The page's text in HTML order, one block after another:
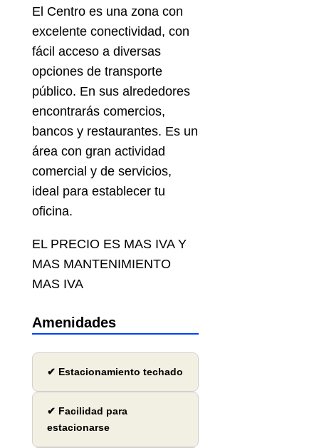
El Centro es una zona con
excelente conectividad, con
fácil acceso a diversas
opciones de transporte
público. En sus alrededores
encontrarás comercios,
bancos y restaurantes. Es un
área con gran actividad
comercial y de servicios,
ideal para establecer tu
oficina.
EL PRECIO ES MAS IVA Y
MAS MANTENIMIENTO
MAS IVA
Amenidades
✔ Estacionamiento techado
✔ Facilidad para
estacionarse